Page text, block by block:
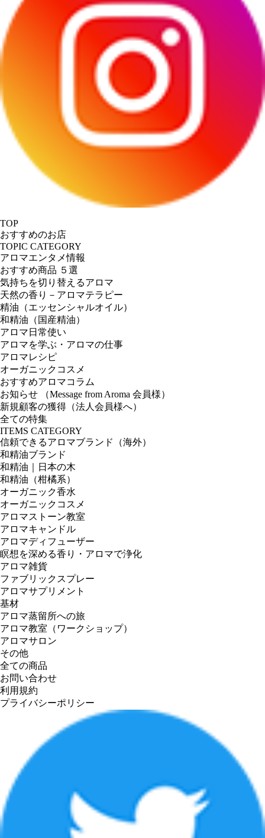
TOP
おすすめのお店
TOPIC CATEGORY
アロマエンタメ情報
おすすめ商品 ５選
気持ちを切り替えるアロマ
天然の香り－アロマテラピー
精油（エッセンシャルオイル）
和精油（国産精油）
アロマ日常使い
アロマを学ぶ・アロマの仕事
アロマレシピ
オーガニックコスメ
おすすめアロマコラム
お知らせ （Message from Aroma 会員様）
新規顧客の獲得（法人会員様へ）
全ての特集
ITEMS CATEGORY
信頼できるアロマブランド（海外）
和精油ブランド
和精油｜日本の木
和精油（柑橘系）
オーガニック香水
オーガニックコスメ
アロマストーン教室
アロマキャンドル
アロマディフューザー
瞑想を深める香り・アロマで浄化
アロマ雑貨
ファブリックスプレー
アロマサプリメント
基材
アロマ蒸留所への旅
アロマ教室（ワークショップ）
アロマサロン
その他
全ての商品
お問い合わせ
利用規約
プライバシーポリシー